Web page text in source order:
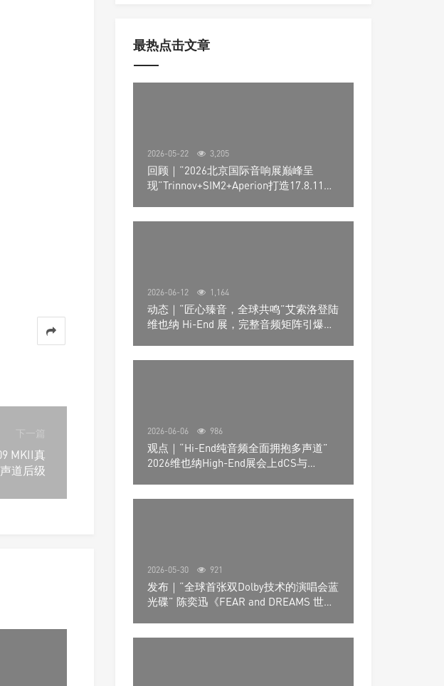
下一篇
MKII真
道后级
最热点击文章
2026-05-22 3,205
回顾｜“2026北京国际音响展巅峰呈
现”Trinnov+SIM2+Aperion打造17.8.11声
2026-06-12 1,164
动态｜“匠心臻音，全球共鸣”艾索洛登陆
维也纳 Hi-End 展，完整音频矩阵引爆关
2026-06-06 986
观点｜“Hi-End纯音频全面拥抱多声道”
2026维也纳High-End展会上dCS与
2026-05-30 921
发布｜“全球首张双Dolby技术的演唱会蓝
光碟” 陈奕迅《FEAR and DREAMS 世界